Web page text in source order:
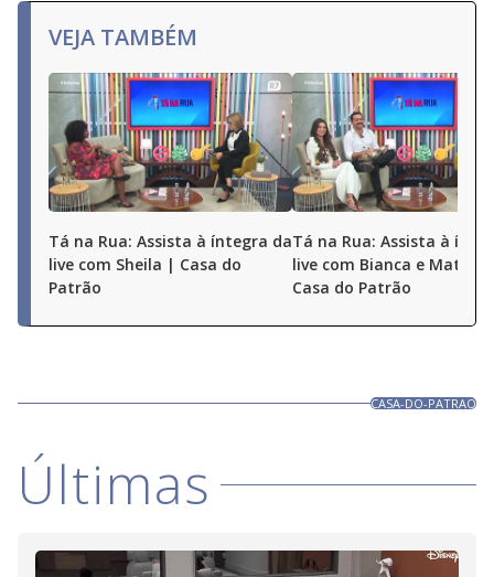
VEJA TAMBÉM
Tá na Rua: Assista à íntegra da
live com Sheila | Casa do
Patrão
Tá na Rua: Assista à
live com Bianca e
Casa do Patrão
CASA-DO-PATRAO
Últimas